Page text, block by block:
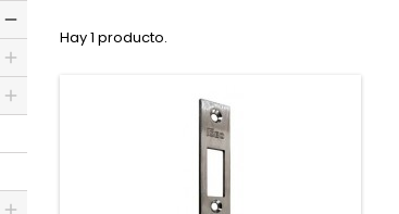
Hay 1 producto.